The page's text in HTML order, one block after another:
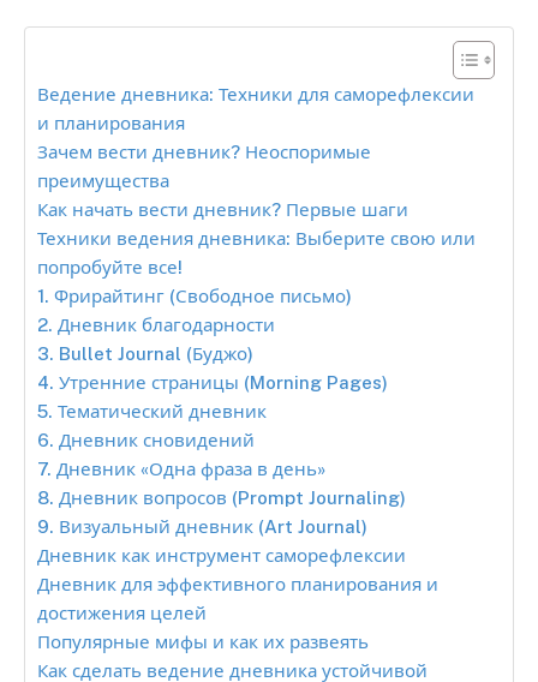
Ведение дневника: Техники для саморефлексии
и планирования
Зачем вести дневник? Неоспоримые
преимущества
Как начать вести дневник? Первые шаги
Техники ведения дневника: Выберите свою или
попробуйте все!
1. Фрирайтинг (Свободное письмо)
2. Дневник благодарности
3. Bullet Journal (Буджо)
4. Утренние страницы (Morning Pages)
5. Тематический дневник
6. Дневник сновидений
7. Дневник «Одна фраза в день»
8. Дневник вопросов (Prompt Journaling)
9. Визуальный дневник (Art Journal)
Дневник как инструмент саморефлексии
Дневник для эффективного планирования и
достижения целей
Популярные мифы и как их развеять
Как сделать ведение дневника устойчивой